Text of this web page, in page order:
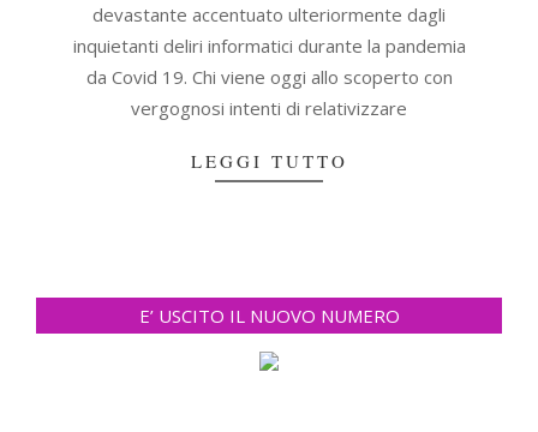
devastante accentuato ulteriormente dagli
inquietanti deliri informatici durante la pandemia
da Covid 19. Chi viene oggi allo scoperto con
vergognosi intenti di relativizzare
LEGGI TUTTO
E’ USCITO IL NUOVO NUMERO